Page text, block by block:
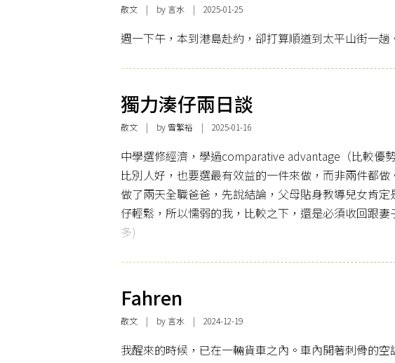
散文 | by 言水 | 2025-01-25
週一下午，本到港島赴約，卻打算順道到太平山街一趟
獨力湊仔兩日談
散文 | by 曾繁裕 | 2025-01-16
中學選修經濟，學過comparative advantage（比較優
比別人好，也要選最有效益的一件來做，而非兩件都
做了兩天全職爸爸，先說結論，父母貼身教導兒女肯
仔輕鬆，所以懦弱的我，比較之下，還是必須收回跟妻
多)
Fahren
散文 | by 言水 | 2024-12-19
我醒來的時候，已在一輛貨車之內。車內開著刺骨的